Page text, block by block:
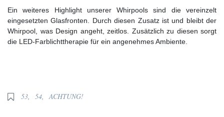
Ein weiteres Highlight unserer Whirpools sind die vereinzelt
eingesetzten Glasfronten. Durch diesen Zusatz ist und bleibt der
Whirpool, was Design angeht, zeitlos. Zusätzlich zu diesen sorgt
die LED-Farblichttherapie für ein angenehmes Ambiente.
53, 54, ACHTUNG!